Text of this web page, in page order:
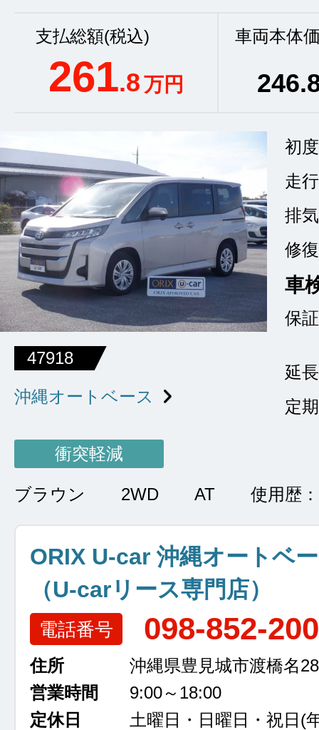
支払総額(税込)
261.8万円
車両本体
246
47918
沖縄オートベース
初
走
排
修
車
保証
延
定
衝突軽減
ブラウン 2WD AT 使用歴
ORIX U-car 沖縄オートベ
（U-carリース専門店）
電話番号 098-852-
住所
沖縄県豊見城市渡橋名
営業時間
9:00～18:00
定休日
土曜日・日曜日・祝日 (